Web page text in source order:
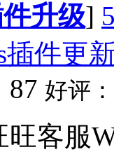
升级]
插件更
87 好评：
客服